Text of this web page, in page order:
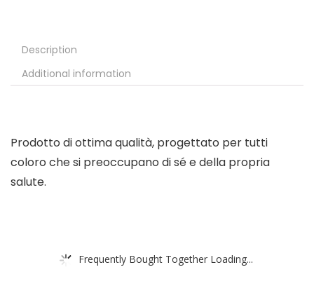
Description
Additional information
Prodotto di ottima qualità, progettato per tutti
coloro che si preoccupano di sé e della propria
salute.
Frequently Bought Together Loading...